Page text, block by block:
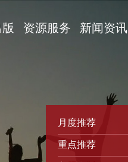
资源服务 新闻资讯
月度推荐
重点推荐